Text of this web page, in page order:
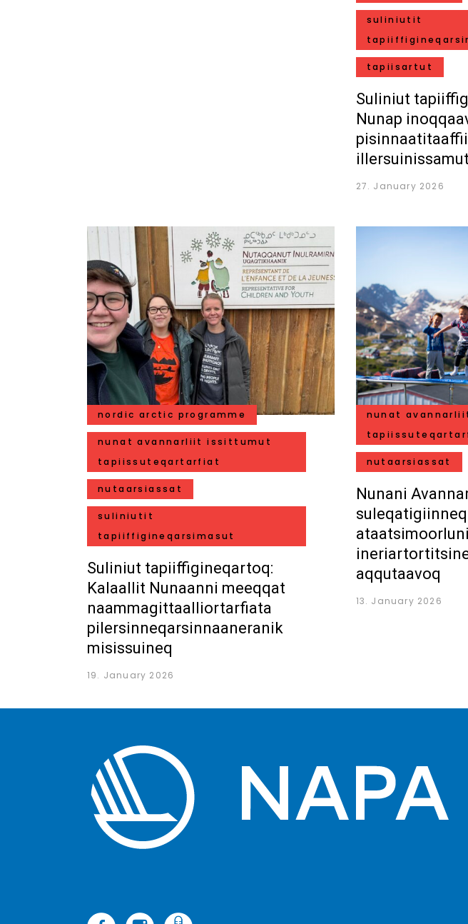
suliniutit
tapiisartut
Suliniut
Nunap
27. January 2026
nordic arctic programme
nunat avannarliit issittumut
tapiissuteqartarfiat
nutaarsiassat
suliniutit
tapiiffigineqarsimasut
Suliniut tapiiffigineqartoq:
Kalaallit Nunaanni meeqqat
naammagittaalliortarfiata
pilersinneqarsinnaaneranik
misissuineq
19. January 2026
nunat
nutaarsiassat
Nunani
suleqatigiinneq
aqqutaavoq
13. January 2026